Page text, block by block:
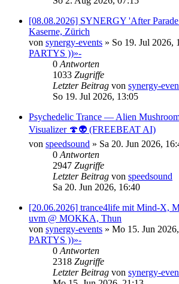
[08.08.2026] SYNERGY 'After
Kaserne, Zürich
von synergy-events » So 19. Jul 2026,
PARTYS ))»-
0 Antworten
1033 Zugriffe
Letzter Beitrag von synergy-
So 19. Jul 2026, 13:05
Psychedelic Trance — Alien
Visualizer 🍄👽 (FREEBEAT AI)
von speedsound » Sa 20. Jun 2026,
0 Antworten
2947 Zugriffe
Letzter Beitrag von speedsound
Sa 20. Jun 2026, 16:40
[20.06.2026] trance4life mit Mind-X,
uvm @ MOKKA, Thun
von synergy-events » Mo 15. Jun
PARTYS ))»-
0 Antworten
2318 Zugriffe
Letzter Beitrag von synergy-